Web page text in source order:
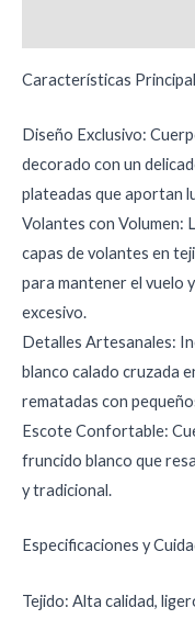
Características
Diseño Exclusivo:
decorado con un
plateadas que aportan
Volantes con Volumen:
capas de volantes en
para mantener el vuelo
excesivo.
Detalles Artesanales:
blanco calado cruzada
rematadas con
Escote Confortable:
fruncido blanco que
y tradicional.
Especificaciones y
Tejido: Alta calidad,